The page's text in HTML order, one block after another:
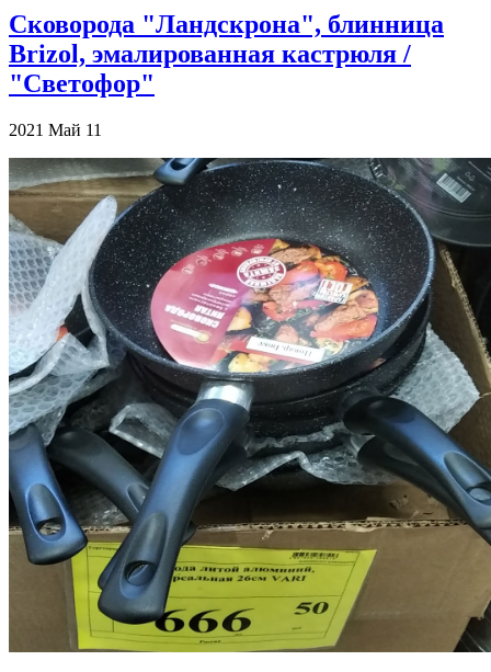
Сковорода "Ландскрона", блинница
Brizol, эмалированная кастрюля /
"Светофор"
2021 Май 11